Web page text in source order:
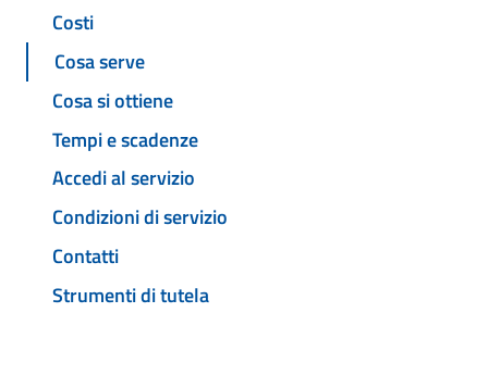
Costi
Cosa serve
Cosa si ottiene
Tempi e scadenze
Accedi al servizio
Condizioni di servizio
Contatti
Strumenti di tutela